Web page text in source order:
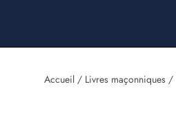
Accueil/ Livres maçonniques/